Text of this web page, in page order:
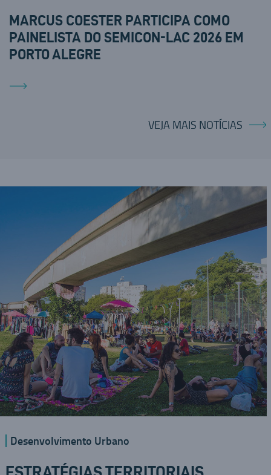
MARCUS COESTER PARTICIPA COMO
PAINELISTA DO SEMICON-LAC 2026 EM
PORTO ALEGRE
VEJA MAIS NOTÍCIAS
Desenvolvimento Urbano